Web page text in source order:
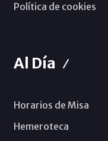
Política de cookies
Al Día
Horarios de Misa
Hemeroteca